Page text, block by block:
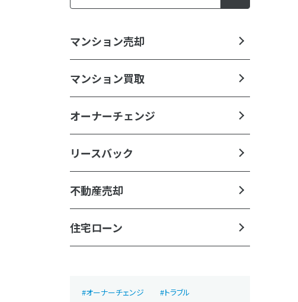
マンション売却
マンション買取
オーナーチェンジ
リースバック
不動産売却
住宅ローン
オーナーチェンジ
トラブル